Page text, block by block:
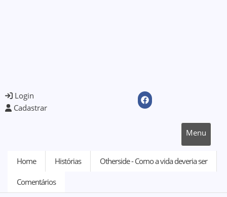
Login
Cadastrar
Menu
Home Histórias Otherside - Como a vida deveria ser
Comentários